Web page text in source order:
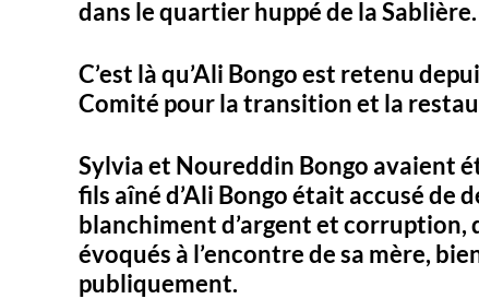
dans le quartier huppé de la Sablière.
C’est là qu’Ali Bongo est retenu
Comité pour la transition et la
Sylvia et Noureddin Bongo avaient
fils aîné d’Ali Bongo était accusé de
blanchiment d’argent et corruption,
évoqués à l’encontre de sa mère,
publiquement.